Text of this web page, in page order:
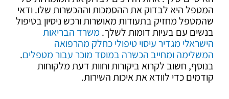
המטפל היא לבדוק את ההסמכות וההכשרות שלו. ודאי
שהמטפל מחזיק בתעודות מאושרות ורכש ניסיון בטיפול
בנשים עם בעיות דומות לשלך. משרד הבריאות
הישראלי מגדיר עיסוי טיפולי כחלק מהרפואה
המשלימה ומחייב הכשרה במוסד מוכר עבור מטפלים.
בנוסף, חשוב לקרוא ביקורות וחוות דעת מלקוחות
קודמים כדי לוודא את איכות השירות.